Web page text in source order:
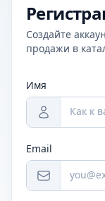
Создайте
продажи в
Имя
Email